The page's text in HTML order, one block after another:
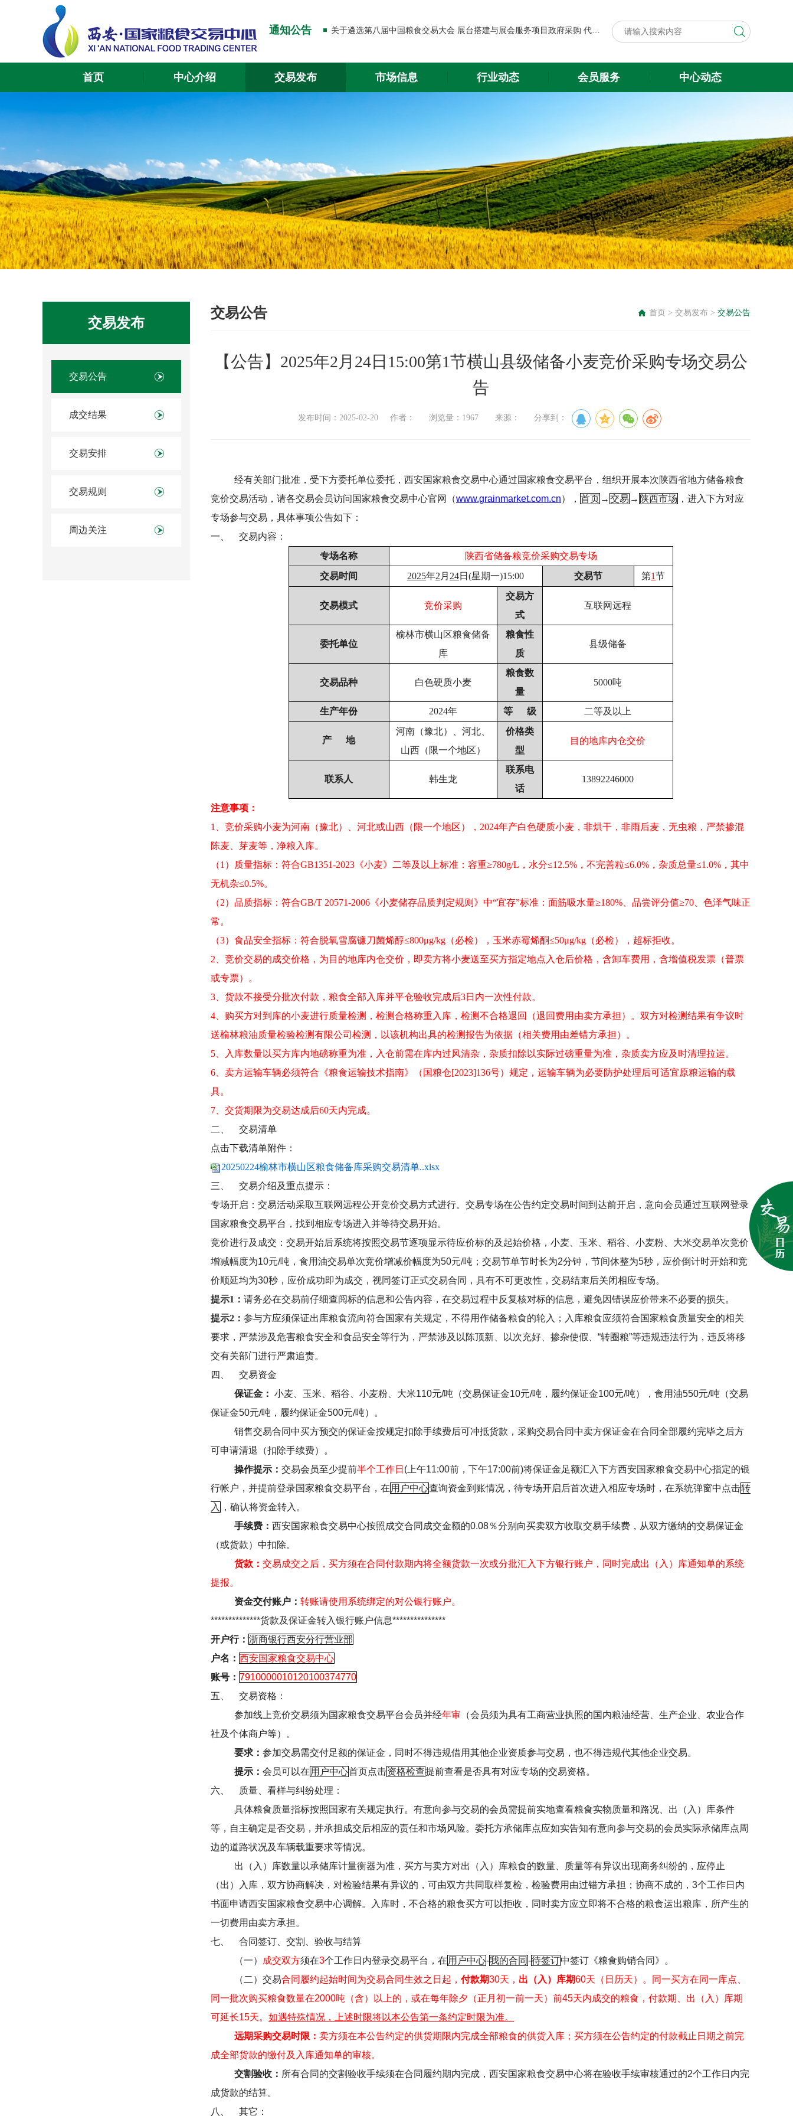
通知公告
关于遴选第八届中国粮食交易大会 展台搭建与展会服务项目政府采购 代理机构的公告
首页 中心介绍 交易发布 市场信息 行业动态 会员服务 中心动态
交易发布
交易公告
成交结果
交易安排
交易规则
周边关注
交易公告 首页 > 交易发布 > 交易公告
【公告】2025年2月24日15:00第1节横山县级储备小麦竞价采购专场交易公
告
发布时间：2025-02-20 作者： 浏览量：1967 来源： 分享到：
经有关部门批准，受下方委托单位委托，西安国家粮食交易中心通过国家粮食交易平台，组织开展本次陕西省地方储备粮食
竞价交易活动， 请各交易会员访问国家粮食交易中心官网（www.grainmarket.com.cn）， 首页 → 交易 → 陕西市场 ，进入下方对应
专场参与交易， 具体事项公告如下：
一、
交易内容：
专场名称
陕西省储备粮竞价采购交易专场
交易时间
2025年2 月 24日(星期一)15:00 交易节 第1节
交易模式 竞价采购
交易方
式
互联网远程
委托单位
榆林市横山区粮食储备
库
粮食性
质
县级储备
交易品种 白色硬质小麦
粮食数
量
5000吨
生产年份 2024年 等 级 二等及以上
产 地
河南（豫北）、河北、
山西（限一个地区）
价格类
型
目的地库内仓交价
联系人 韩生龙
联系电
话
13892246000
注意事项：
1、竞价采购小麦为河南（豫北）、河北或山西（限一个地区），2024年产白色硬质小麦，非烘干，非雨后麦，无虫粮，严禁掺混
陈麦、芽麦等，净粮入库。
（1）质量指标：符合GB1351-2023《小麦》二等及以上标准：容重≥780g/L，水分≤12.5%，不完善粒≤6.0%，杂质总量≤1.0%，其中
无机杂≤0.5%。
（2）品质指标：符合GB/T 20571-2006《小麦储存品质判定规则》中“宜存”标准：面筋吸水量≥180%、品尝评分值≥70、色泽气味正
常。
（3）食品安全指标：符合脱氧雪腐镰刀菌烯醇≤800μg/kg（必检），玉米赤霉烯酮≤50μg/kg（必检），超标拒收。
2、竞价交易的成交价格，为目的地库内仓交价，即卖方将小麦送至买方指定地点入仓后价格，含卸车费用，含增值税发票（普票
或专票）。
3、货款不接受分批次付款，粮食全部入库并平仓验收完成后3日内一次性付款。
4、购买方对到库的小麦进行质量检测，检测合格称重入库，检测不合格退回（退回费用由卖方承担）。双方对检测结果有争议时
送榆林粮油质量检验检测有限公司检测，以该机构出具的检测报告为依据（相关费用由差错方承担）。
5、入库数量以买方库内地磅称重为准，入仓前需在库内过风清杂，杂质扣除以实际过磅重量为准，杂质卖方应及时清理拉运。
6、卖方运输车辆必须符合《粮食运输技术指南》（国粮仓[2023]136号）规定，运输车辆为必要防护处理后可适宜原粮运输的载
具。
7、交货期限为交易达成后60天内完成。
二、
交易清单
点击下载清单附件：
20250224榆林市横山区粮食储备库采购交易清单..xlsx
三、
交易介绍及重点提示：
专场开启：交易活动采取互联网远程公开竞价交易方式进行。交易专场在公告约定交易时间到达前开启，意向会员通过互联网登录
国家粮食交易平台，找到相应专场进入并等待交易开始。
竞价进行及成交：交易开始后系统将按照交易节逐项显示待应价标的及起始价格，小麦、玉米、稻谷、小麦粉、大米交易单次竞价
增减幅度为10元/吨，食用油交易单次竞价增减价幅度为50元/吨；交易节单节时长为2分钟，节间休整为5秒，应价倒计时开始和竞
价顺延均为30秒，应价成功即为成交，视同签订正式交易合同，具有不可更改性，交易结束后关闭相应专场。
提示1： 请务必在交易前仔细查阅标的信息和公告内容，在交易过程中反复核对标的信息，避免因错误应价带来不必要的损失。
提示2： 参与方应须保证出库粮食流向符合国家有关规定，不得用作储备粮食的轮入；入库粮食应须符合国家粮食质量安全的相关
要求，严禁涉及危害粮食安全和食品安全等行为，严禁涉及以陈顶新、以次充好、掺杂使假、 “转圈粮”等违规违法行为，违反将移
交有关部门进行严肃追责。
四、
交易资金
保证金： 小麦、玉米、稻谷、小麦粉、大米110元/吨（交易保证金10元/吨，履约保证金100元/吨），食用油550元/吨（交易
保证金50元/吨，履约保证金500元/吨）。
销售交易合同中买方预交的保证金按规定扣除手续费后可冲抵货款，采购交易合同中卖方保证金在合同全部履约完毕之后方
可申请清退（扣除手续费）。
操作提示： 交易会员至少提前半个工作日 ( 上午11:00前，下午17:00前)将保证金足额汇入下方西安国家粮食交易中心指定的银
行帐户，并提前登录国家粮食交易平台，在 用户中心查询资金到账情况， 待专场开启后首次进入相应专场时，在系统弹窗中点击转
入
，确认将资金转入。
手续费： 西安国家粮食交易中心按照成交合同成交金额的0.08％分别向买卖双方收取交易手续费，从双方缴纳的交易保证金
（或货款）中扣除。
货款： 交易成交之后，买方须在合同付款期内将全额货款一次或分批汇入下方银行账户，同时完成出（入）库通知单的系统
提报。
资金交付账户： 转账请使用系统绑定的对公银行账户。
**************货款及保证金转入银行账户信息***************
开户行： 浙商银行西安分行营业部
户名： 西安国家粮食交易中心
账号： 7910000010120100374770
五、
交易资格：
参加线上竞价交易须为国家粮食交易平台会员并经年审 （会员须为具有工商营业执照的国内粮油经营、生产企业、农业合作
社及个体商户等）。
要求： 参加交易需交付足额的保证金，同时不得违规借用其他企业资质参与交易，也不得违规代其他企业交易。
提示： 会员可以在 用户中心首页点击资格检查提前查看是否具有对应专场的交易资格。
六、
质量、看样与纠纷处理：
具体粮食质量指标按照国家有关规定执行。有意向参与交易的会员需提前实地查看粮食实物质量和路况、出（入）库条件
等，自主确定是否交易，并承担成交后相应的责任和市场风险。委托方承储库点应如实告知有意向参与交易的会员实际承储库点周
边的道路状况及车辆载重要求等情况。
出（入）库数量以承储库计量衡器为准，买方与卖方对出（入）库粮食的数量、质量等有异议出现商务纠纷的，应停止
（出）入库，双方协商解决，对检验结果有异议的，可由双方共同取样复检，检验费用由过错方承担；协商不成的， 3个工作日内
书面申请西安国家粮食交易中心调解。入库时，不合格的粮食买方可以拒收，同时卖方应立即将不合格的粮食运出粮库，所产生的
一切费用由卖方承担。
七、
合同签订、交割、验收与结算
（一）
成交双方须在3个工作日内登录交易平台，在 用户中心-我的合同 -待签订中签订《粮食购销合同》。
（二）交易合同履约起始时间为交易合同生效之日起， 付款期30天， 出（入）库期60天（日历天）。同一买方在同一库点、
同一批次购买粮食数量在2000吨（含）以上的，或在每年除夕（正月初一前一天）前45天内成交的粮食，付款期、出（入）库期
可延长15天。 如遇特殊情况，上述时限将以本公告第一条约定时限为准。
远期采购交易时限： 卖方须在本公告约定的供货期限内完成全部粮食的供货入库；买方须在公告约定的付款截止日期之前完
成全部货款的缴付及入库通知单的审核。
交割验收： 所有合同的交割验收手续须在合同履约期内完成，西安国家粮食交易中心将在验收手续审核通过的2个工作日内完
成货款的结算。
八、
其它：